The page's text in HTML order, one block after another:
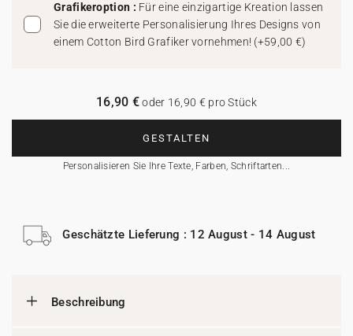
Grafikeroption : Für eine einzigartige Kreation lassen
Sie die erweiterte Personalisierung Ihres Designs von
einem Cotton Bird Grafiker vornehmen! (+59,00 €)
GESTALTEN
Personalisieren Sie Ihre Texte, Farben, Schriftarten...
16,90 €oder 16,90 € pro Stück
Geschätzte Lieferung : 12 August - 14 August
Beschreibung